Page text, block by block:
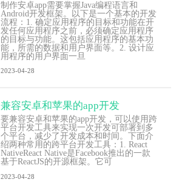
制作安卓app需要掌握Java编程语言和
Android开发框架。以下是一个基本的开发
流程：1. 确定应用程序的目标和功能在开
发任何应用程序之前，必须确定应用程序
的目标与功能。这包括应用程序的基本功
能，所需的数据和用户界面等。2. 设计应
用程序的用户界面一旦
2023-04-28
兼容安卓和苹果的app开发
要兼容安卓和苹果的app开发，可以使用跨
平台开发工具来实现一次开发可部署到多
个平台，减少了开发成本和时间。下面介
绍两种常用的跨平台开发工具：1. React
NativeReact Native是Facebook推出的一款
基于ReactJS的开源框架。它可
2023-04-28